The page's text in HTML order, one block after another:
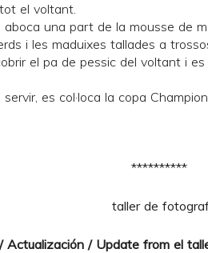
el voltant.
una part de la mousse de
i les maduixes tallades a
el pa de pessic del voltant i
servir, es col·loca la copa
**********
Actualización / Update from el